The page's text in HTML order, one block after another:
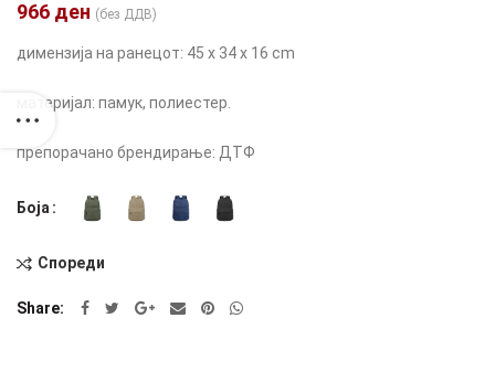
966 ден (без ДДВ)
димензија на ранецот: 45 x 34 x 16 cm
материјал: памук, полиестер.
препорачано брендирање: ДТФ
Боја
Alternative:
Спореди
Share